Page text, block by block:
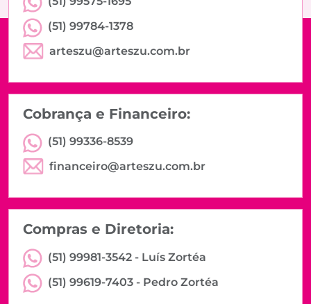
(51) 99784-1378
arteszu@arteszu.com.br
Cobrança e Financeiro:
(51) 99336-8539
financeiro@arteszu.com.br
Compras e Diretoria:
(51) 99981-3542 - Luís Zortéa
(51) 99619-7403 - Pedro Zortéa